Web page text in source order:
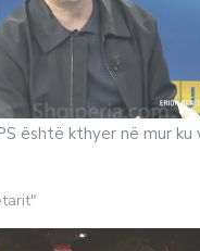
është kthyer në mur ku